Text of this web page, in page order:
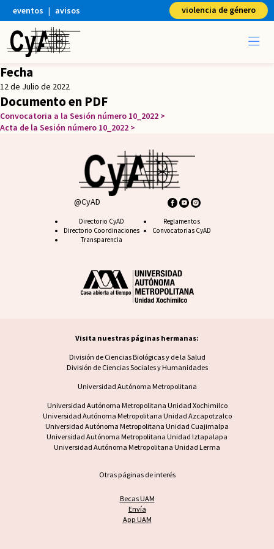
eventos | avisos violencia de género
Fecha
12 de Julio de 2022
Documento en PDF
Convocatoria a la Sesión número 10_2022
Acta de la Sesión número 10_2022
@CyAD
Footer CyAD
Directorio CyAD
Directorio Coordinaciones
Transparencia
Footer FAQ
Reglamentos
Convocatorias CyAD
Visita nuestras páginas hermanas:
Visita nuestras páginas hermanas
División de Ciencias Biológicas y de la Salud
División de Ciencias Sociales y Humanidades
Universidad Autónoma Metropolitana
Footer UAM unidad
Universidad Autónoma Metropolitana Unidad Xochimilco
Universidad Autónoma Metropolitana Unidad Azcapotzalco
Universidad Autónoma Metropolitana Unidad Cuajimalpa
Universidad Autónoma Metropolitana Unidad Iztapalapa
Universidad Autónoma Metropolitana Unidad Lerma
Otras páginas de interés
Becas UAM
Envía
App UAM